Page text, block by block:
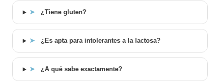
➤ ¿Tiene gluten?
➤ ¿Es apta para intolerantes a la lactosa?
➤ ¿A qué sabe exactamente?